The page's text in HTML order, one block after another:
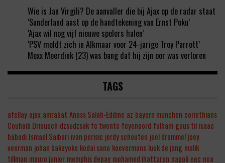
Wie is Jan Virgili? De aanvaller die bij Ajax op de radar staat
‘Sunderland aast op de handtekening van Ernst Poku’
‘Ajax wil nog vijf nieuwe spelers halen’
‘PSV meldt zich in Alkmaar voor 24-jarige Troy Parrott’
Mexx Meerdink (23) was bang dat hij zijn oor was verloren
TAGS
afellay ajax amrabat Anass Salah-Eddine az bayern munchen corinthians
Couhaib Driouech dzsudzsak fc twente feyenoord fulham guus til isaac
babadi Ismael Saibari ivan perisic jerdy schouten joel drommel joey
veerman johan bakayoko kodai sano koevermans luuk de jong malik
tillman mauro junior memphis depay mohamed ihattaren napoli nec noa